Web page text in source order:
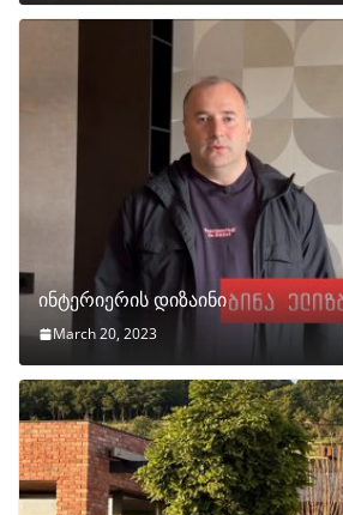
ინტერიერის დიზაინი
March 20, 2023